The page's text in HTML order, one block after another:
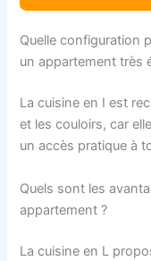
Quelle configuration
un appartement très
La cuisine en I est
et les couloirs, car
un accès pratique à
Quels sont les
appartement ?
La cuisine en L